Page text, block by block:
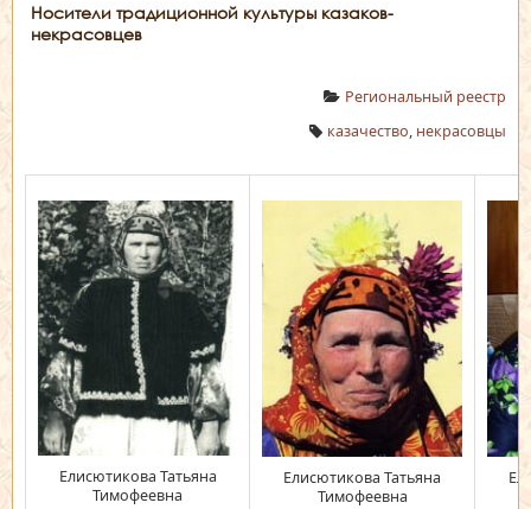
Носители традиционной культуры казаков-
некрасовцев
Региональный реестр
казачество, некрасовцы
Елисютикова Татьяна
Тимофеевна
Елисютикова Татьяна
Тимофеевна